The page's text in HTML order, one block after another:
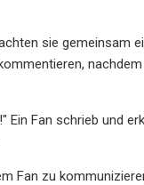
sie gemeinsam
Fan schrieb und
Fan zu